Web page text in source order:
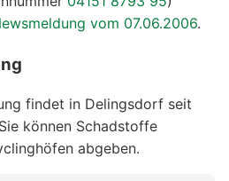
vom 07.06.2006.
findet in Delingsdorf seit
können Schadstoffe
abgeben.